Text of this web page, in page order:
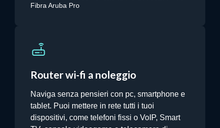
Fibra Aruba Pro
Router wi-fi a noleggio
Naviga senza pensieri con pc, smartphone e
tablet. Puoi mettere in rete tutti i tuoi
dispositivi, come telefoni fissi o VoIP, Smart